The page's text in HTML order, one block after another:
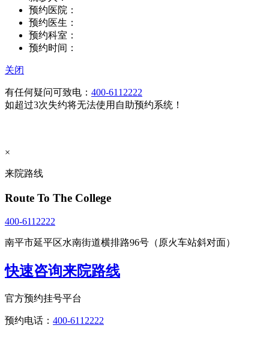
预约医院：
预约医生：
预约科室：
预约时间：
关闭
有任何疑问可致电： 400-6112222
如超过3次失约将无法使用自助预约系统！
×
来院路线
Route To The College
400-6112222
南平市延平区水南街道横排路96号（原火车站斜对面）
快速咨询来院路线
官方预约挂号平台
预约电话： 400-6112222